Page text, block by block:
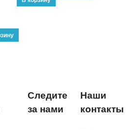
Следите
за нами
Наши
контакты